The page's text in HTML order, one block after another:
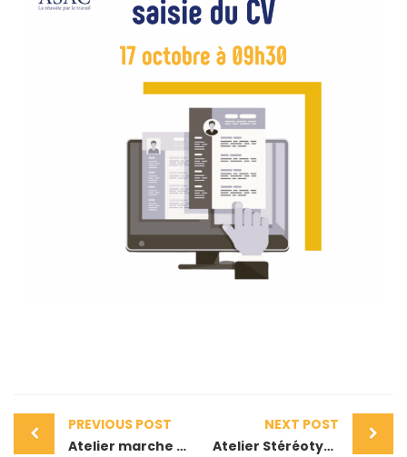
PREVIOUS POST
Atelier marche nordique
NEXT POST
Atelier Stéréotypes & Discrimination